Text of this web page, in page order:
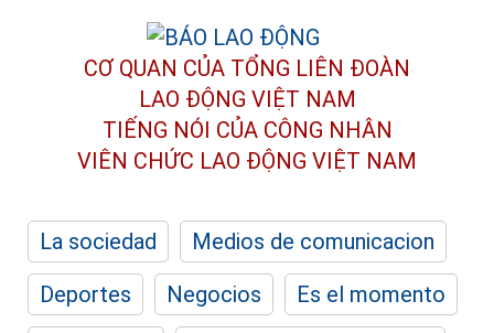
CƠ QUAN CỦA TỔNG LIÊN ĐOÀN
LAO ĐỘNG VIỆT NAM
TIẾNG NÓI CỦA CÔNG NHÂN
VIÊN CHỨC LAO ĐỘNG VIỆT NAM
La sociedad
Medios de comunicacion
Deportes
Negocios
Es el momento